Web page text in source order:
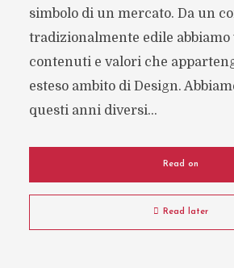
simbolo di un mercato. Da un
tradizionalmente edile abbiamo
contenuti e valori che
esteso ambito di Design.
questi anni diversi...
Read on
Read later